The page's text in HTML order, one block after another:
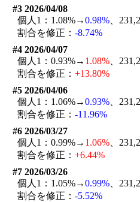
#3 2026/04/08
個人1：1.08%→0.98% 、
割合を修正：-8.74%
#4 2026/04/07
個人1：0.93%→ 1.08% 、
割合を修正：+13.80%
#5 2026/04/06
個人1：1.06%→0.93% 、
割合を修正：-11.96%
#6 2026/03/27
個人1：0.99%→ 1.06% 、
割合を修正：+6.44%
#7 2026/03/26
個人1：1.05%→0.99% 、
割合を修正：-5.52%